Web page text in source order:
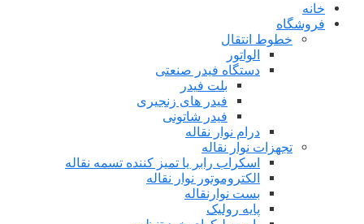
خانه
فروشگاه
خطوط انتقال
الواتور
دستگاه فیدر صنعتی
بلت فیدر
فیدر های زنجیری
فیدر شاتونی
درام نوار نقاله
تجهزات نوار نقاله
اسکراب رابر یا تمیز کننده تسمه نقاله
الکتروموتور نوار نقاله
بست نوارنقاله
پایه رولیک